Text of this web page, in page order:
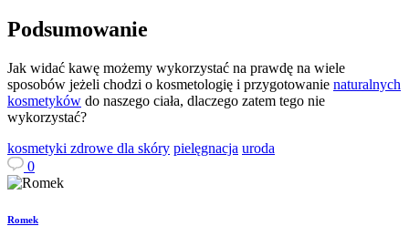
Podsumowanie
Jak widać kawę możemy wykorzystać na prawdę na wiele
sposobów jeżeli chodzi o kosmetologię i przygotowanie naturalnych
kosmetyków do naszego ciała, dlaczego zatem tego nie
wykorzystać?
kosmetyki zdrowe dla skóry pielęgnacja uroda
0
Romek